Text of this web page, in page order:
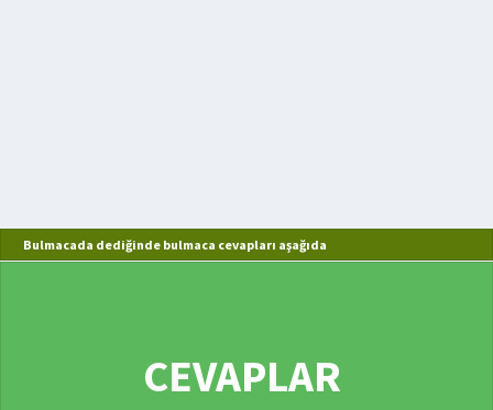
Bulmacada dediğinde bulmaca cevapları aşağıda
CEVAPLAR